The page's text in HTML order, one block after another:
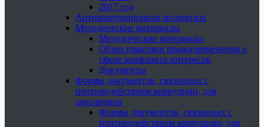
2017 год
Антикоррупционная экспертиза
Методические материалы
Методические материалы
Обзор практики правоприменения в
сфере конфликта интересов
Документы
Формы документов, связанных с
противодействием коррупции, для
заполнения
Формы документов, связанных с
противодействием коррупции, для